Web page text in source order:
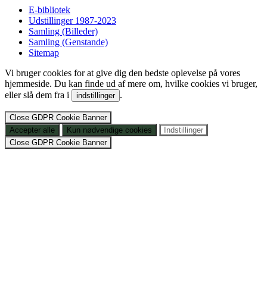
E-bibliotek
Udstillinger 1987-2023
Samling (Billeder)
Samling (Genstande)
Sitemap
Vi bruger cookies for at give dig den bedste oplevelse på vores
hjemmeside. Du kan finde ud af mere om, hvilke cookies vi bruger,
eller slå dem fra i
indstillinger .
Close GDPR Cookie Banner
Accepter alle
Kun nødvendige cookies
Indstillinger
Close GDPR Cookie Banner